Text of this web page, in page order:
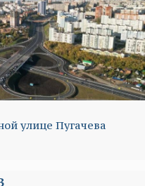
улице Пугачева